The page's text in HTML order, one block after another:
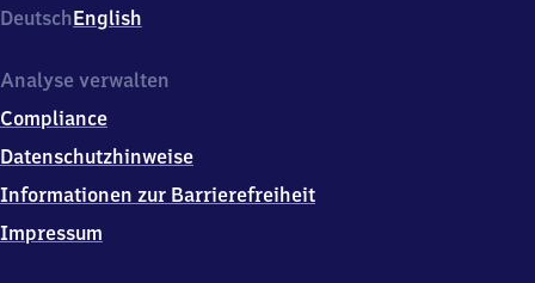
Engertstr.
36,
4
2
9
DeutschEnglish
Analyse verwalten
Compliance
Datenschutzhinweise
Informationen zur Barrierefreiheit
Impressum